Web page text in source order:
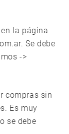
la página
Se debe
->
compras sin
Es muy
se debe